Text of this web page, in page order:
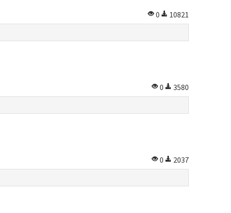
0
10821
0
3580
0
2037